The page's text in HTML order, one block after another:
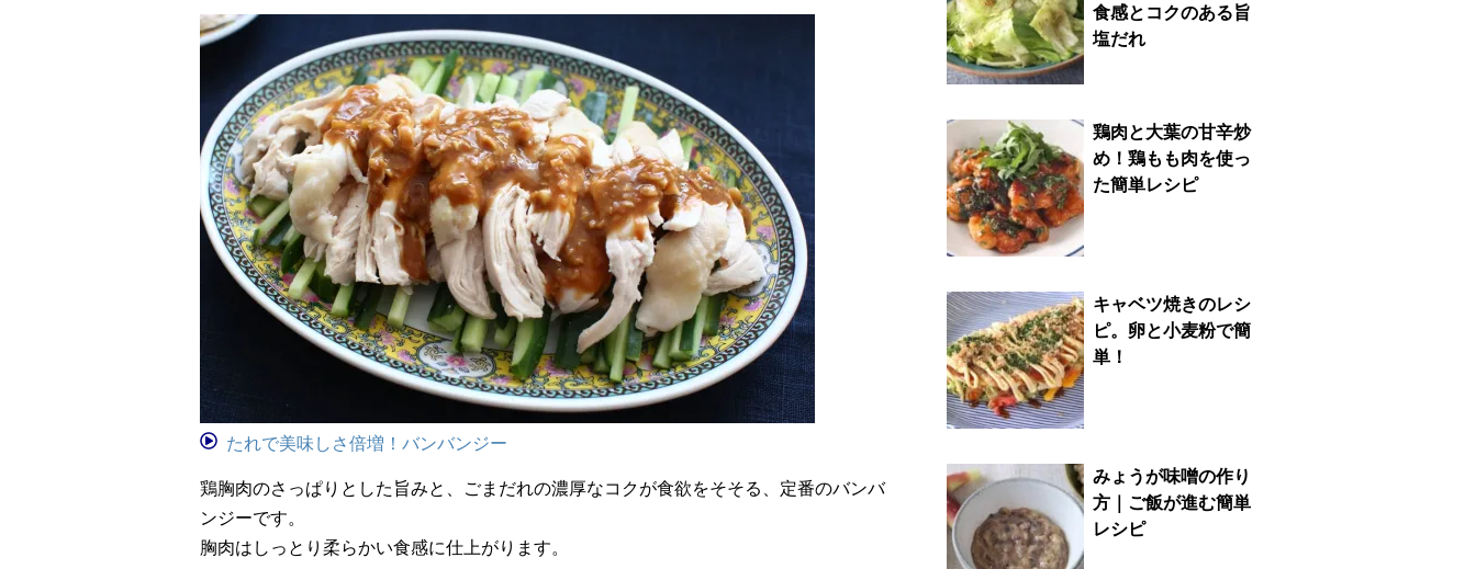
たれで美味しさ倍増！バンバンジー
鶏胸肉のさっぱりとした旨みと、ごまだれの濃厚なコクが食欲をそそる、定番のバンバ
ンジーです。
胸肉はしっとり柔らかい食感に仕上がります。
食感とコクのある旨
塩だれ
鶏肉と大葉の甘辛炒
め！鶏もも肉を使っ
た簡単レシピ
キャベツ焼きのレシ
ピ。卵と小麦粉で簡
単！
みょうが味噌の作り
方｜ご飯が進む簡単
レシピ